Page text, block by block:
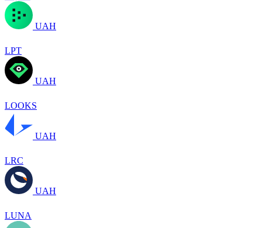
UAH
LPT
UAH
LOOKS
UAH
LRC
UAH
LUNA